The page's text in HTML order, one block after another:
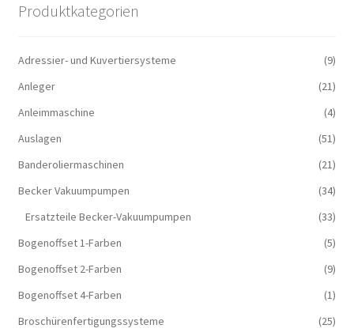
Produktkategorien
Adressier- und Kuvertiersysteme
(9)
Anleger
(21)
Anleimmaschine
(4)
Auslagen
(51)
Banderoliermaschinen
(21)
Becker Vakuumpumpen
(34)
Ersatzteile Becker-Vakuumpumpen
(33)
Bogenoffset 1-Farben
(5)
Bogenoffset 2-Farben
(9)
Bogenoffset 4-Farben
(1)
Broschürenfertigungssysteme
(25)